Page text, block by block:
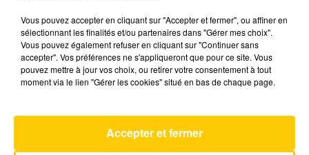
Silent Treatment
AVEYRON NORD
Vous pouvez accepter en cliquant sur "Accepter et fermer", ou affiner en
sélectionnant les finalités et/ou partenaires dans "Gérer mes choix".
Vous pouvez également refuser en cliquant sur "Continuer sans
accepter". Vos préférences ne s'appliqueront que pour ce site. Vous
pouvez mettre à jour vos choix, ou retirer votre consentement à tout
moment via le lien "Gérer les cookies" situé en bas de chaque page.
Accepter et fermer